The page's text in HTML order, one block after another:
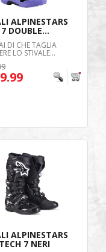
ALPINESTARS
DOUBLE...
DI CHE TAGLIA
LO STIVALE...
ALPINESTARS
7 NERI